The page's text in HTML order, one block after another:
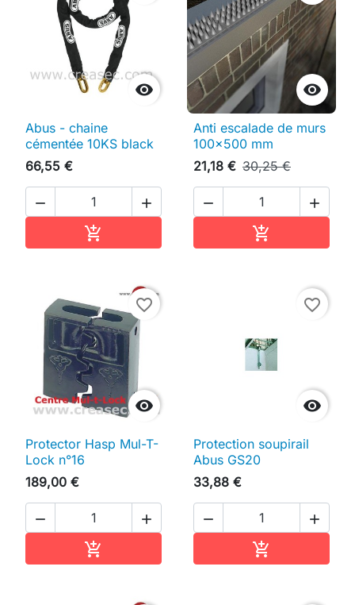

Abus - chaine
cémentée 10KS black
66,55 €
 


Anti escalade de murs
100x500 mm
21,18 € 30,25 €
 


favorite_border
Protector Hasp Mul-T-
Lock n°16
189,00 €
 


favorite_border
Protection soupirail
Abus GS20
33,88 €
 
